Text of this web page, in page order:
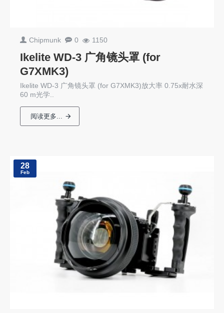
Chipmunk 0 1150
Ikelite WD-3 广角镜头罩 (for
G7XMK3)
Ikelite WD-3 广角镜头罩 (for G7XMK3)放大率 0.75x耐水深
60 m光学..
阅读更多...
28
Feb